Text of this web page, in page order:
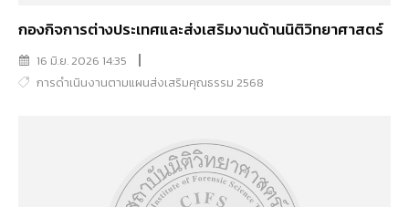
กองกิจการต่างประเทศและส่งเสริมงานด้านนิติวิทยาศาสตร์
16 มิ.ย. 2026 14:35
การดำเนินงานตามแผนส่งเสริมคุณธรรม 2568